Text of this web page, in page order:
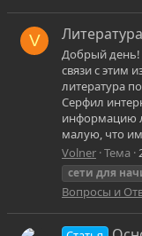
V
Добрый день!
связи с этим
литература
Серфил
информацию
малую, что
Volner Тема
сети для
Вопросы и